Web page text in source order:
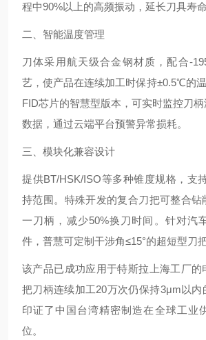
程中90%以上的高频振动，延长刀具寿命
二、智能温度管理
刀体采用航天级合金钢材质，配合-
艺，使产品在连续加工时保持±0.5℃的
FID芯片的智慧型版本，可实时监控刀
数据，通过云端平台预警异常损耗。
三、模块化兼容设计
提供BT/HSK/ISO等多种锥度规格，支
持范围。特殊开发的复合刀把可整合钻
一刀柄，减少50%换刀时间。针对汽
件，普慧可定制干涉角≤15°的超短型刀把
该产品已成功应用于特斯拉上海工厂的
把刀柄连续加工20万次仍保持3μm以内
印证了中国台湾精密制造在全球工业
位。